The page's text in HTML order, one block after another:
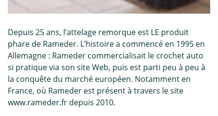
Depuis 25 ans, l’attelage remorque est LE produit
phare de Rameder. L’histoire a commencé en 1995 en
Allemagne : Rameder commercialisait le crochet auto
si pratique via son site Web, puis est parti peu à peu à
la conquête du marché européen. Notamment en
France, où Rameder est présent à travers le site
www.rameder.fr depuis 2010.